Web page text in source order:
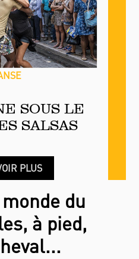
SOUS LE
SALSAS
PLUS
du
à pied,